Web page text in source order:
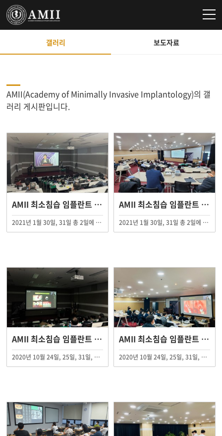
갤러리 보도자료
AMII(Academy of Minimally Invasive Implantology)의 갤
러리 게시판입니다.
AMII 최소침습 임플란트 제36기 연수 수료
2021년 1월 30일, 31일 총 2일에 걸쳐 AMII 최소침습 임플란트 제36기 연수회가 AMII 대전 임상교육원에서 진행되었습니다.
AMII 최소침습 임플란트 제35기 연수 수료
2021년 1월 30일, 31일 총 2일에 걸쳐 AMII 최소침습 임플란트 제35기 연수회가 AMII 수원, 서울 임상교육원에서 진행되었습니다.
AMII 최소침습 임플란트 제34기 연수 수료
2020년 10월 24일, 25일, 31일, 11월 1일 총 4일에 걸쳐 AMII 최소침습 임플란트 제34기 연수회가 AMII 대전,광주 임상교육원에서 진행되었습니다.
AMII 최소침습 임플란트 제33기 연수 수료
2020년 10월 24일, 25일, 31일, 11월 1일 총 4일에 걸쳐 AMII 최소침습 임플란트 제33기 연수회가 AMII 서울 임상교육원에서 진행되었습니다.